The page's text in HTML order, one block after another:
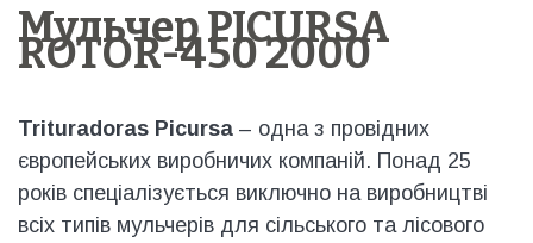
Мульчер PICURSA
ROTOR-450 2000
Trituradoras Picursa – одна з провідних
європейських виробничих компаній. Понад 25
років спеціалізується виключно на виробництві
всіх типів мульчерів для сільського та лісового